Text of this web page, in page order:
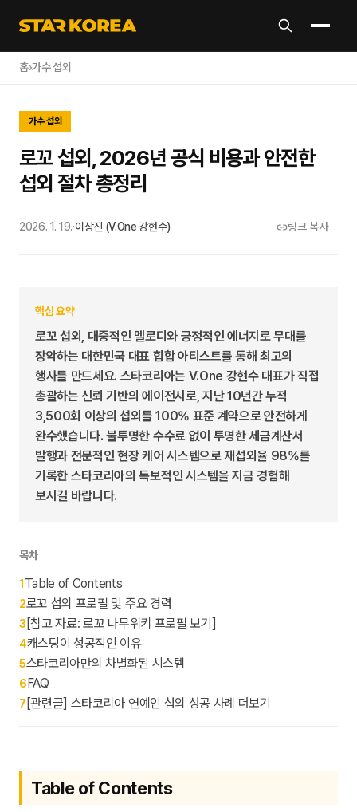
홈›가수 섭외
가수 섭외
로꼬 섭외, 2026년 공식 비용과 안전한
섭외 절차 총정리
2026. 1. 19.·이상진 (V.One 강현수) 링크 복사
핵심 요약
로꼬 섭외, 대중적인 멜로디와 긍정적인 에너지로 무대를
장악하는 대한민국 대표 힙합 아티스트를 통해 최고의
행사를 만드세요. 스타코리아는 V.One 강현수 대표가 직접
총괄하는 신뢰 기반의 에이전시로, 지난 10년간 누적
3,500회 이상의 섭외를 100% 표준 계약으로 안전하게
완수했습니다. 불투명한 수수료 없이 투명한 세금계산서
발행과 전문적인 현장 케어 시스템으로 재섭외율 98%를
기록한 스타코리아의 독보적인 시스템을 지금 경험해
보시길 바랍니다.
목차
1 Table of Contents
2로꼬 섭외 프로필 및 주요 경력
3 [참고 자료: 로꼬 나무위키 프로필 보기]
4캐스팅이 성공적인 이유
5스타코리아만의 차별화된 시스템
6FAQ
7 [관련글] 스타코리아 연예인 섭외 성공 사례 더보기
Table of Contents